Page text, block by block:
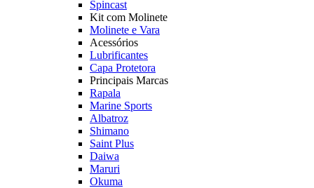
Spincast
Kit com Molinete
Molinete e Vara
Acessórios
Lubrificantes
Capa Protetora
Principais Marcas
Rapala
Marine Sports
Albatroz
Shimano
Saint Plus
Daiwa
Maruri
Okuma